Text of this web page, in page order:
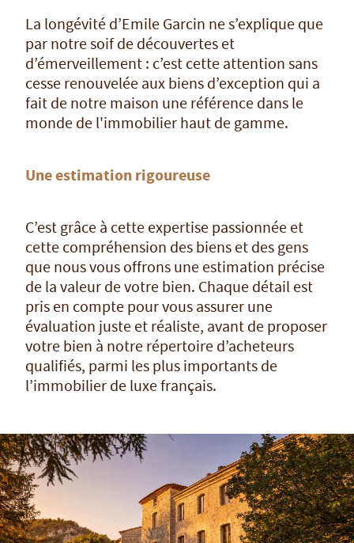
La longévité d’Emile Garcin ne s’explique que
par notre soif de découvertes et
d’émerveillement : c’est cette attention sans
cesse renouvelée aux biens d’exception qui a
fait de notre maison une référence dans le
monde de l'immobilier haut de gamme.
Une estimation rigoureuse
C’est grâce à cette expertise passionnée et
cette compréhension des biens et des gens
que nous vous offrons une estimation précise
de la valeur de votre bien. Chaque détail est
pris en compte pour vous assurer une
évaluation juste et réaliste, avant de proposer
votre bien à notre répertoire d’acheteurs
qualifiés, parmi les plus importants de
l’immobilier de luxe français.